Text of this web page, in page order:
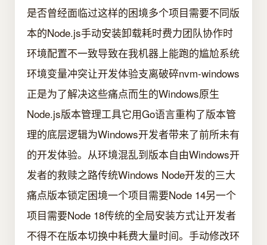
是否曾经面临过这样的困境多个项目需要不同版
本的Node.js手动安装卸载耗时费力团队协作时
环境配置不一致导致在我机器上能跑的尴尬系统
环境变量冲突让开发体验支离破碎nvm-windows
正是为了解决这些痛点而生的Windows原生
Node.js版本管理工具它用Go语言重构了版本管
理的底层逻辑为Windows开发者带来了前所未有
的开发体验。从环境混乱到版本自由Windows开
发者的救赎之路传统Windows Node开发的三大
痛点版本锁定困境一个项目需要Node 14另一个
项目需要Node 18传统的全局安装方式让开发者
不得不在版本切换中耗费大量时间。手动修改环